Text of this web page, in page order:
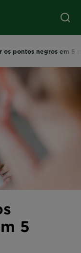
os pontos negros em 5
5